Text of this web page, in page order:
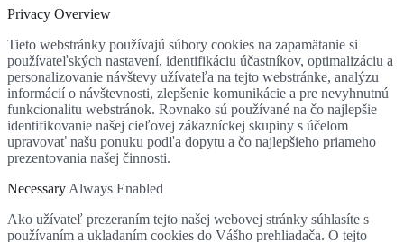
Privacy Overview
Tieto webstránky používajú súbory cookies na zapamätanie si
používateľských nastavení, identifikáciu účastníkov, optimalizáciu a
personalizovanie návštevy užívateľa na tejto webstránke, analýzu
informácií o návštevnosti, zlepšenie komunikácie a pre nevyhnutnú
funkcionalitu webstránok. Rovnako sú používané na čo najlepšie
identifikovanie našej cieľovej zákazníckej skupiny s účelom
upravovať našu ponuku podľa dopytu a čo najlepšieho priameho
prezentovania našej činnosti.
Necessary Always Enabled
Ako užívateľ prezeraním tejto našej webovej stránky súhlasíte s
používaním a ukladaním cookies do Vášho prehliadača. O tejto